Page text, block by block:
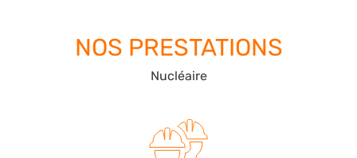
accompagnons lesentreprises du nucléaire
cycle de vie de la centrale et des installations,
solution industrielle
Sur site comme en atelier, nous intervenons à tous les
NOS PRESTATIONS
Nucléaire